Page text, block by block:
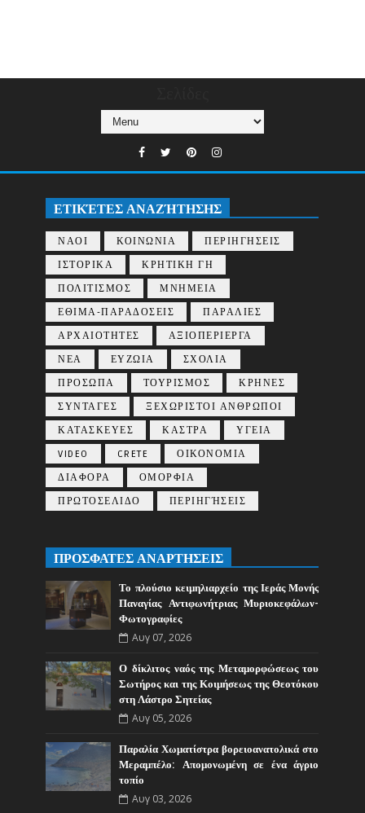
ΕΤΙΚΈΤΕΣ ΑΝΑΖΉΤΗΣΗΣ
ΝΑΟΙ ΚΟΙΝΩΝΙΑ
ΠΕΡΙΗΓΗΣΕΙΣ
ΙΣΤΟΡΙΚΑ
ΚΡΗΤΙΚΗ ΓΗ
ΠΟΛΙΤΙΣΜΟΣ
ΜΝΗΜΕΙΑ
ΕΘΙΜΑ-ΠΑΡΑΔΟΣΕΙΣ
ΠΑΡΑΛΙΕΣ
ΑΡΧΑΙΟΤΗΤΕΣ
ΑΞΙΟΠΕΡΙΕΡΓΑ
ΝΕΑ
ΕΥΖΩΙΑ
ΣΧΟΛΙΑ
ΠΡΟΣΩΠΑ
ΤΟΥΡΙΣΜΟΣ
ΚΡΗΝΕΣ
ΣΥΝΤΑΓΕΣ
ΞΕΧΩΡΙΣΤΟΙ ΑΝΘΡΩΠΟΙ
ΚΑΤΑΣΚΕΥΕΣ
ΚΑΣΤΡΑ
ΥΓΕΙΑ
VIDEO
CRETE
ΟΙΚΟΝΟΜΙΑ
ΔΙΑΦΟΡΑ
ΟΜΟΡΦΙΑ
ΠΡΩΤΟΣΕΛΙΔΟ
ΠΕΡΙΗΓΉΣΕΙΣ
ΠΡΟΣΦΑΤΕΣ ΑΝΑΡΤΗΣΕΙΣ
Το πλούσιο κειμηλιαρχείο της Ιεράς Μονής
Παναγίας Αντιφωνήτριας Μυριοκεφάλων-
Φωτογραφίες
Αυγ 07, 2026
Ο δίκλιτος ναός της Μεταμορφώσεως του
Σωτήρος και της Κοιμήσεως της Θεοτόκου
στη Λάστρο Σητείας
Αυγ 05, 2026
Παραλία Χωματίστρα βορειοανατολικά στο
Μεραμπέλο: Απομονωμένη σε ένα άγριο
τοπίο
Αυγ 03, 2026